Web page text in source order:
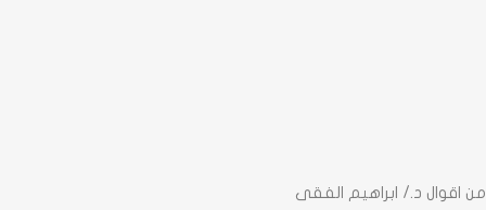
من اقوال د./ ابراهيم الفقى